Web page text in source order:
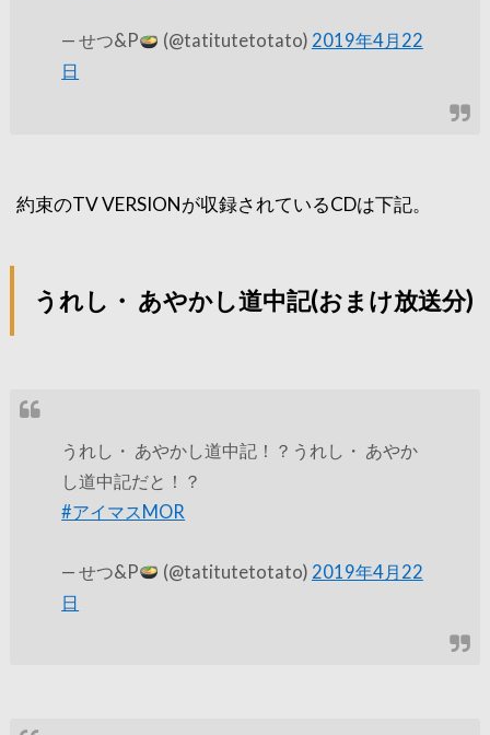
— せつ&P (@tatitutetotato) 2019年4月22
日
約束のTV VERSIONが収録されているCDは下記。
うれし・ あやかし道中記(おまけ放送分)
うれし・ あやかし道中記！？うれし・ あやか
し道中記だと！？
#アイマスMOR
— せつ&P (@tatitutetotato) 2019年4月22
日